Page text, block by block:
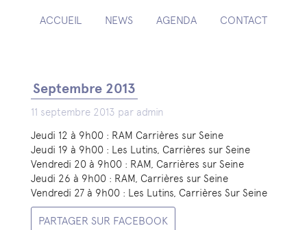
ACCUEIL NEWS AGENDA CONTACT
Septembre 2013
11 septembre 2013 par admin
Jeudi 12 à 9h00 : RAM Carrières sur Seine
Jeudi 19 à 9h00 : Les Lutins, Carrières sur Seine
Vendredi 20 à 9h00 : RAM, Carrières sur Seine
Jeudi 26 à 9h00 : RAM, Carrières sur Seine
Vendredi 27 à 9h00 : Les Lutins, Carrières Sur Seine
PARTAGER SUR FACEBOOK